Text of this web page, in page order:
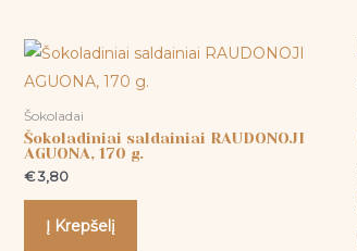
Šokoladai
Šokoladiniai saldainiai RAUDONOJI
AGUONA, 170 g.
€3,80
Į Krepšelį